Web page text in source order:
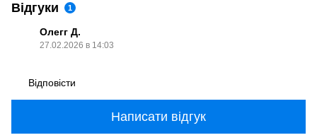
Відгуки 1
Олегг Д.
27.02.2026 в 14:03
Відповісти
Написати відгук